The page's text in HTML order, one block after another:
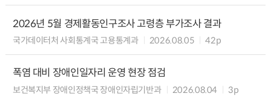
2026년 5월 경제활동인구조사 고령층 부가조사 결과
국가데이터처 사회통계국 고용통계과 2026.08.05 42p
폭염 대비 장애인일자리 운영 현장 점검
보건복지부 장애인정책국 장애인자립기반과 2026.08.04 3p